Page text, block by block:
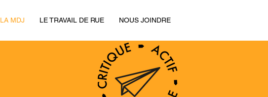
LA MDJ LE TRAVAIL DE RUE NOUS JOINDRE